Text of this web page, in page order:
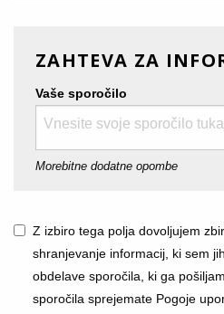
ZAHTEVA ZA
Vaše sporočilo
Morebitne dodatne opombe
Z izbiro tega polja dovoljujem
shranjevanje informacij, ki sem
obdelave sporočila, ki ga
sporočila sprejemate Pogoje